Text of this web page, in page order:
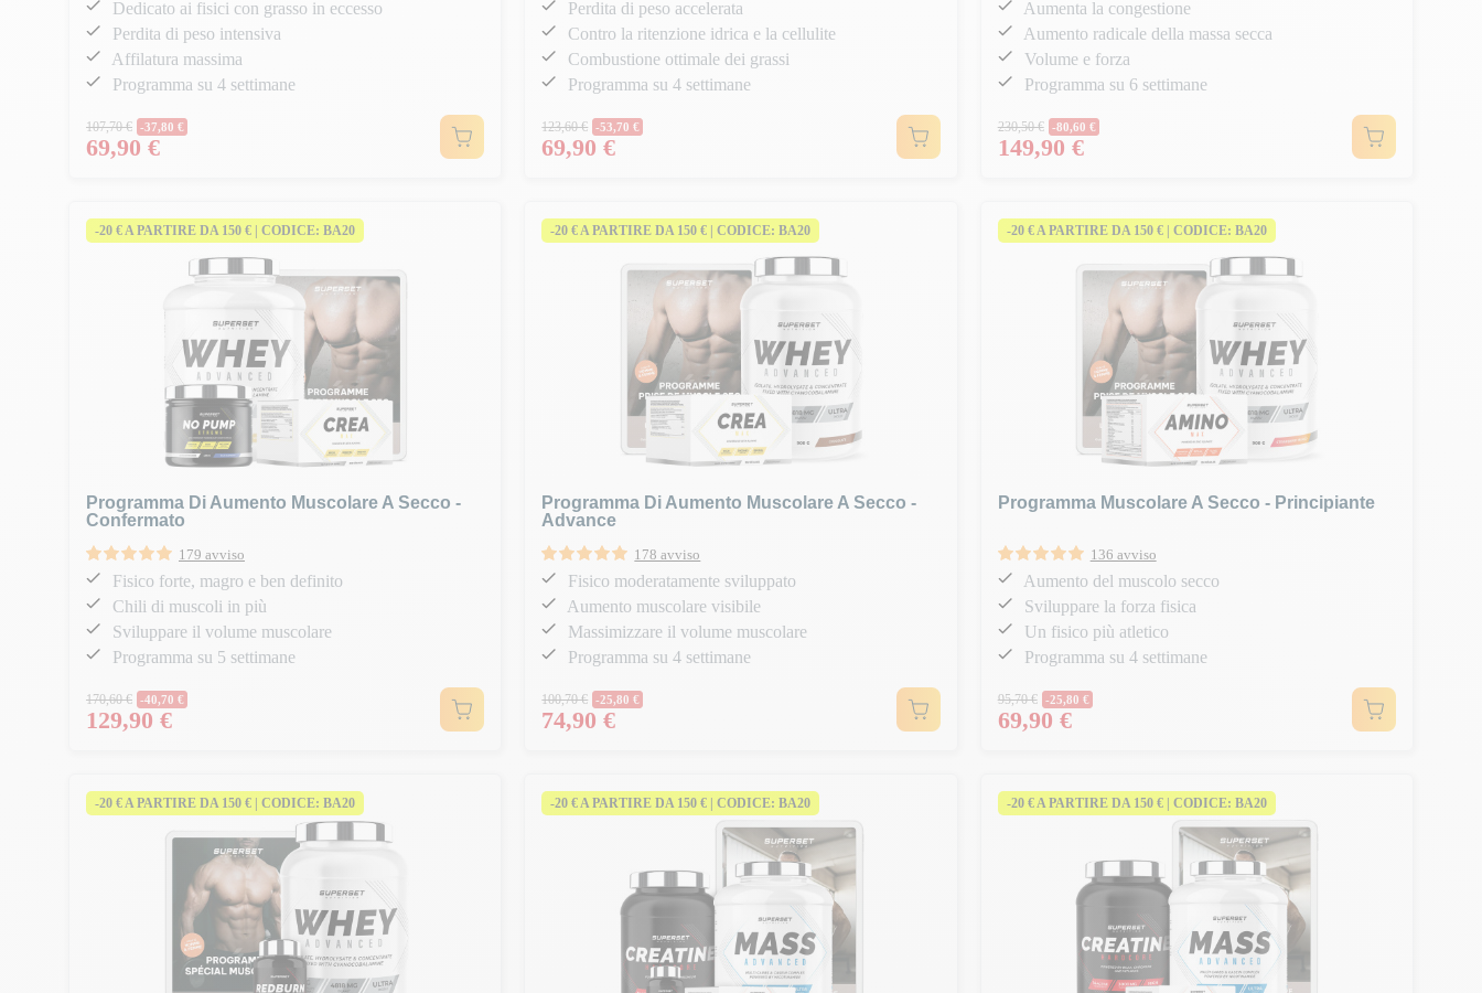
Dedicato ai fisici con grasso in eccesso
Perdita di peso intensiva
Affilatura massima
Programma su 4 settimane
Prezzo normale
107,70 € -37,80 €
Prezzo
69,90 €
Perdita di peso accelerata
Contro la ritenzione idrica e la cellulite
Combustione ottimale dei grassi
Programma su 4 settimane
Prezzo normale
123,60 € -53,70 €
Prezzo
69,90 €
Aumenta la congestione
Aumento radicale della massa secca
Volume e forza
Programma su 6 settimane
Prezzo normale
230,50 € -80,60 €
Prezzo
149,90 €
-20 € A PARTIRE DA 150 € | CODICE: BA20
Programma Di Aumento Muscolare A Secco -
Confermato
179 avviso
Fisico forte, magro e ben definito
Chili di muscoli in più
Sviluppare il volume muscolare
Programma su 5 settimane
Prezzo normale
170,60 € -40,70 €
Prezzo
129,90 €
-20 € A PARTIRE DA 150 € | CODICE: BA20
Programma Di Aumento Muscolare A Secco -
Advance
178 avviso
Fisico moderatamente sviluppato
Aumento muscolare visibile
Massimizzare il volume muscolare
Programma su 4 settimane
Prezzo normale
100,70 € -25,80 €
Prezzo
74,90 €
-20 € A PARTIRE DA 150 € | CODICE: BA20
Programma Muscolare A Secco - Principiante
136 avviso
Aumento del muscolo secco
Sviluppare la forza fisica
Un fisico più atletico
Programma su 4 settimane
Prezzo normale
95,70 € -25,80 €
Prezzo
69,90 €
-20 € A PARTIRE DA 150 € | CODICE: BA20 -20 € A PARTIRE DA 150 € | CODICE: BA20 -20 € A PARTIRE DA 150 € | CODICE: BA20